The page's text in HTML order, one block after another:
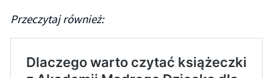
Przeczytaj również: